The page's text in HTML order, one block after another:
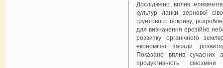
Досліджено вплив
культур ланки зернової
грунтового покриву,
для визначення ерозійно
розвитку органічного
економічні засади
Показано вплив сучасних
продуктивність